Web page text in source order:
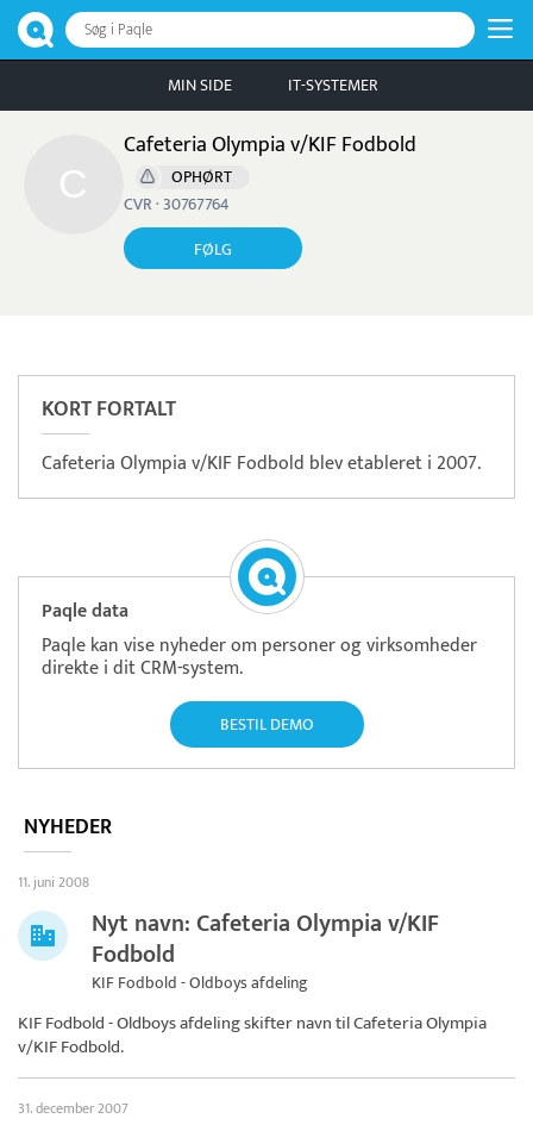
Søg i Paqle
MIN SIDE IT-SYSTEMER
Cafeteria Olympia v/KIF Fodbold
OPHØRT
CVR · 30767764
FØLG
KORT FORTALT
Cafeteria Olympia v/KIF Fodbold blev etableret i 2007.
Paqle data
Paqle kan vise nyheder om personer og virksomheder
direkte i dit CRM-system.
BESTIL DEMO
NYHEDER
11. juni 2008
Nyt navn: Cafeteria Olympia v/KIF
Fodbold
KIF Fodbold - Oldboys afdeling
KIF Fodbold - Oldboys afdeling skifter navn tilCafeteria Olympia
v/KIF Fodbold.
31. december 2007